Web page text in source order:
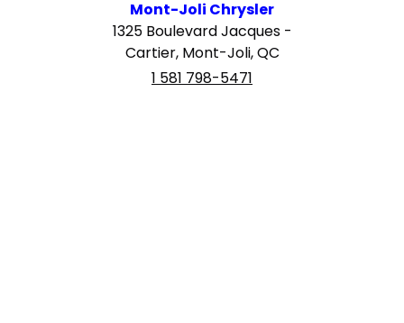
Mont-Joli Chrysler
1325 Boulevard Jacques -
Cartier, Mont-Joli, QC
1 581 798-5471